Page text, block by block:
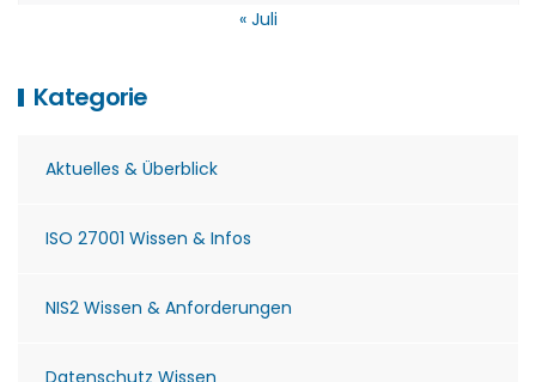
« Juli
Kategorie
Aktuelles & Überblick
ISO 27001 Wissen & Infos
NIS2 Wissen & Anforderungen
Datenschutz Wissen